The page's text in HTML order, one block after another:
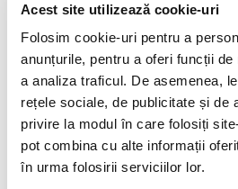
EVENIMENTE CORPORATE
EVENIMENTE PRIVATE
BLOG
CONTACT
Acest site utilizează cookie-uri
Folosim cookie-uri pentru a
anunțurile, pentru a oferi funcții
a analiza traficul. De asemenea,
rețele sociale, de publicitate și de
privire la modul în care folosiți
pot combina cu alte informații
în urma folosirii serviciilor lor.
Eveniment
Franței: 14 Iulie
NOUTATI 12.07.2023
De Ziua Națională a Franței,
tematic special. Te așteptăm să